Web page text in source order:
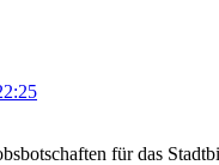
für das